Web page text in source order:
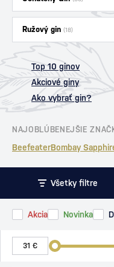
Ružový gin (18)
NAJOBLÚBENEJŠIE
BeefeaterBombay
Top 10 ginov
Akciové giny
Ako vybrať gin?
Všetky filtre
Akcia Novinka